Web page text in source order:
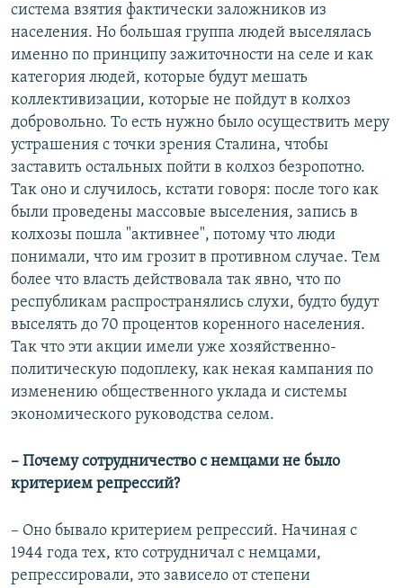
система взятия фактически заложников из
населения. Но большая группа людей выселялась
именно по принципу зажиточности на селе и как
категория людей, которые будут мешать
коллективизации, которые не пойдут в колхоз
добровольно. То есть нужно было осуществить меру
устрашения с точки зрения Сталина, чтобы
заставить остальных пойти в колхоз безропотно.
Так оно и случилось, кстати говоря: после того как
были проведены массовые выселения, запись в
колхозы пошла "активнее", потому что люди
понимали, что им грозит в противном случае. Тем
более что власть действовала так явно, что по
республикам распространялись слухи, будто будут
выселять до 70 процентов коренного населения.
Так что эти акции имели уже хозяйственно-
политическую подоплеку, как некая кампания по
изменению общественного уклада и системы
экономического руководства селом.
– Почему сотрудничество с немцами не было
критерием репрессий?
– Оно бывало критерием репрессий. Начиная с
1944 года тех, кто сотрудничал с немцами,
репрессировали, это зависело от степени